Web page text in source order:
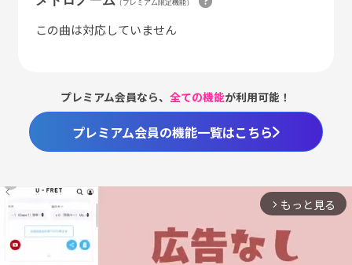
（プレミアム限定機能）
この曲は対応していません
プレミアム会員なら、全ての機能が利用可能！
プレミアム会員の機能一覧はこちら
arrow_forward_ios もっと見る